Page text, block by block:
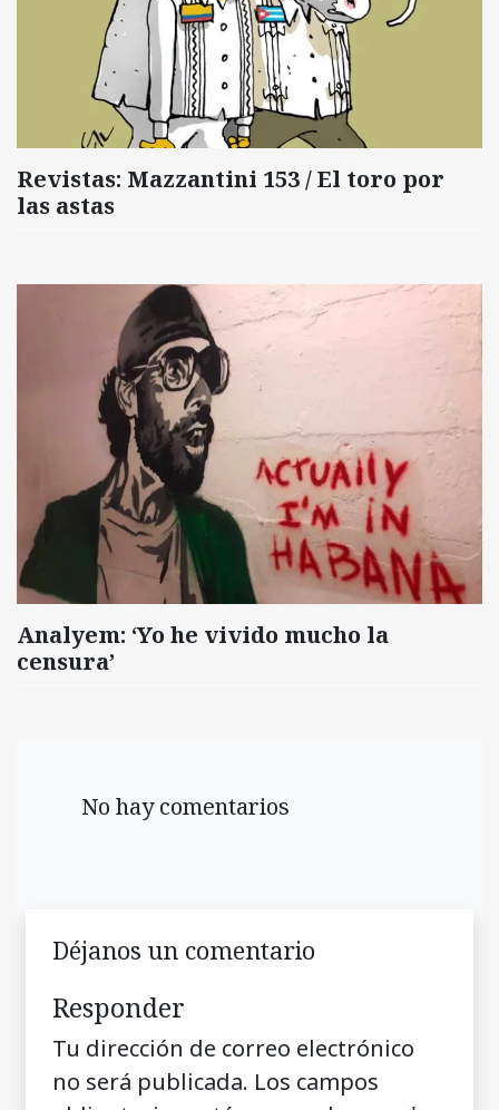
Revistas: Mazzantini 153 / El toro por
las astas
Analyem: ‘Yo he vivido mucho la
censura’
No hay comentarios
Déjanos un comentario
Responder
Tu dirección de correo electrónico
no será publicada. Los campos